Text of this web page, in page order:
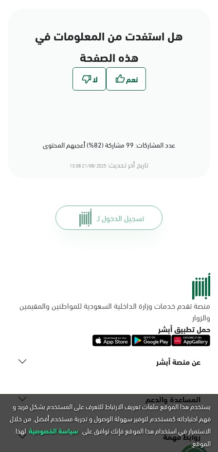
هل استفدت من المعلومات في
هذه الصفحة
عدد المشاركات: 99 مشاركة (82%) أعجبهم المحتوى
تاريخ أخر تحديث: 21/08/2025 13:08
تسجيل الدخول لـ
منصة تقدم خدمات وزارة الداخلية السعودية للمواطنين والمقيمين
والزوار
حمل تطبيق أبشر
عن منصة أبشر
المساعدة والدعم
روابط مهمة
يستخدم هذا الموقع ملفات تعريف الارتباط للتعرف على المستخدم بشكل فريد و
فهم احتياجاته كمستخدم لتوفير سهولة الوصول و تجربة مستخدم أفضل. من خلال
الاستمرار في استخدام هذا الموقع فإنك توافق على سياسة الخصوصية لهذا
الموقع.